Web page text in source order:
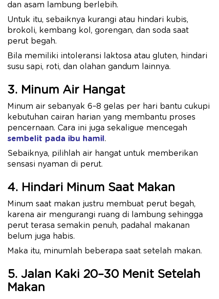
dan asam lambung berlebih.
Untuk itu, sebaiknya kurangi atau hindari kubis,
brokoli, kembang kol, gorengan, dan soda saat
perut begah.
Bila memiliki intoleransi laktosa atau gluten, hindari
susu sapi, roti, dan olahan gandum lainnya.
3. Minum Air Hangat
Minum air sebanyak 6–8 gelas per hari bantu cukupi
kebutuhan cairan harian yang membantu proses
pencernaan. Cara ini juga sekaligue mencegah
sembelit pada ibu hamil .
Sebaiknya, pilihlah air hangat untuk memberikan
sensasi nyaman di perut.
4. Hindari Minum Saat Makan
Minum saat makan justru membuat perut begah,
karena air mengurangi ruang di lambung sehingga
perut terasa semakin penuh, padahal makanan
belum juga habis.
Maka itu, minumlah beberapa saat setelah makan.
5. Jalan Kaki 20–30 Menit Setelah
Makan